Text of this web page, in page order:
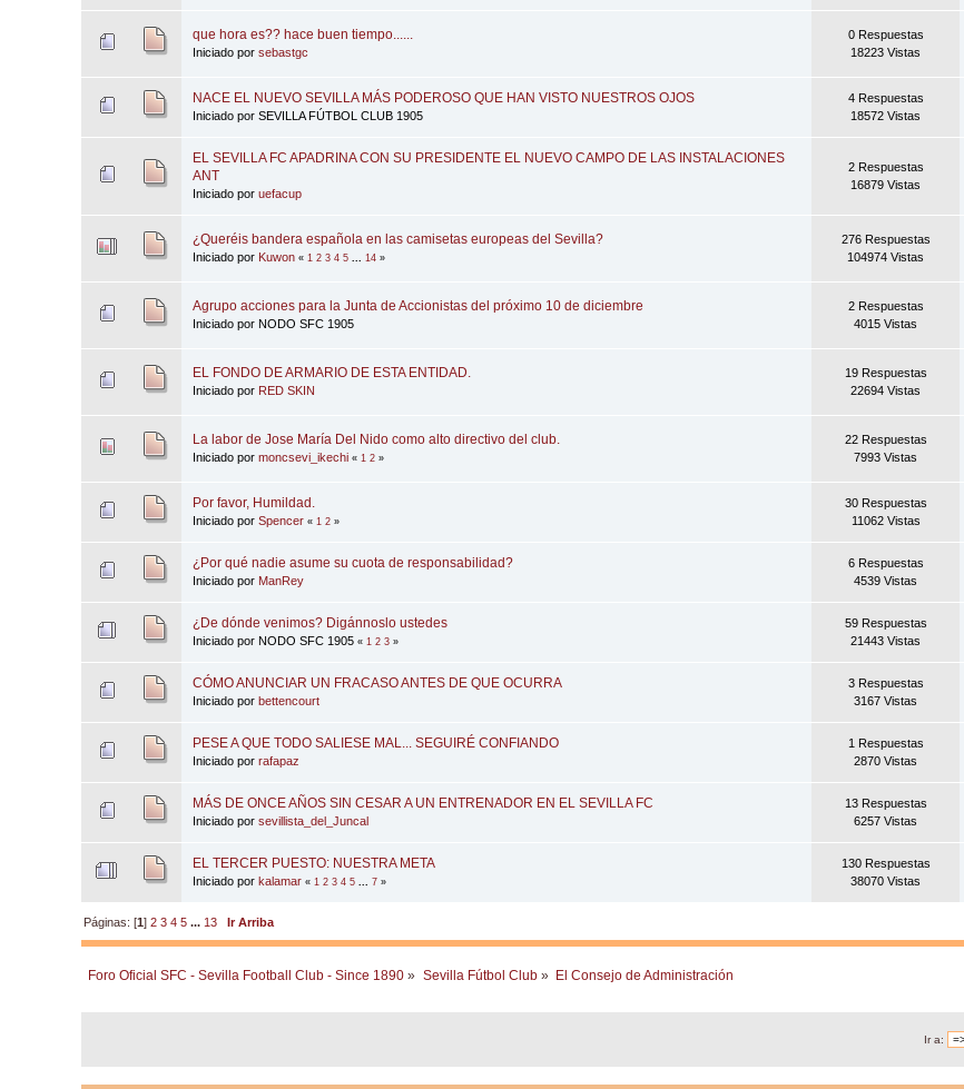
que hora es?? hace buen tiempo......
Iniciado porsebastgc
0 Respuestas
18223 Vistas
NACE EL NUEVO SEVILLA MÁS PODEROSO QUE HAN VISTO NUESTROS OJOS
Iniciado por SEVILLA FÚTBOL CLUB 1905
4 Respuestas
18572 Vistas
EL SEVILLA FC APADRINA CON SU PRESIDENTE EL NUEVO CAMPO DE LAS INSTALACIONES
ANT
Iniciado poruefacup
2 Respuestas
16879 Vistas
¿Queréis bandera española en las camisetas europeas del Sevilla?
Iniciado por Kuwon «1 2 3 4 5 ...14 »
276 Respuestas
104974 Vistas
Agrupo acciones para la Junta de Accionistas del próximo 10 de diciembre
Iniciado por NODO SFC 1905
2 Respuestas
4015 Vistas
EL FONDO DE ARMARIO DE ESTA ENTIDAD.
Iniciado por RED SKIN
19 Respuestas
22694 Vistas
La labor de Jose María Del Nido como alto directivo del club.
Iniciado pormoncsevi_ikechi «1 2 »
22 Respuestas
7993 Vistas
Por favor, Humildad.
Iniciado porSpencer «1 2 »
30 Respuestas
11062 Vistas
¿Por qué nadie asume su cuota de responsabilidad?
Iniciado por ManRey
6 Respuestas
4539 Vistas
¿De dónde venimos? Digánnoslo ustedes
Iniciado por NODO SFC 1905«1 2 3 »
59 Respuestas
21443 Vistas
CÓMO ANUNCIAR UN FRACASO ANTES DE QUE OCURRA
Iniciado porbettencourt
3 Respuestas
3167 Vistas
PESE A QUE TODO SALIESE MAL... SEGUIRÉ CONFIANDO
Iniciado porrafapaz
1 Respuestas
2870 Vistas
MÁS DE ONCE AÑOS SIN CESAR A UN ENTRENADOR EN EL SEVILLA FC
Iniciado porsevillista_del_Juncal
13 Respuestas
6257 Vistas
EL TERCER PUESTO: NUESTRA META
Iniciado porkalamar «1 2 3 4 5 ...7 »
130 Respuestas
38070 Vistas
Páginas: [1]2 3 4 5 ... 13 Ir Arriba
Foro Oficial SFC - Sevilla Football Club - Since 1890 » Sevilla Fútbol Club» El Consejo de Administración
Ir a: